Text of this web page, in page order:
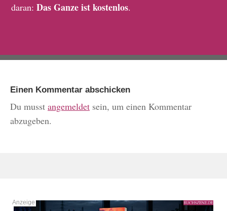
daran:Das Ganze ist kostenlos.
Einen Kommentar abschicken
Du musst angemeldet sein, um einen Kommentar
abzugeben.